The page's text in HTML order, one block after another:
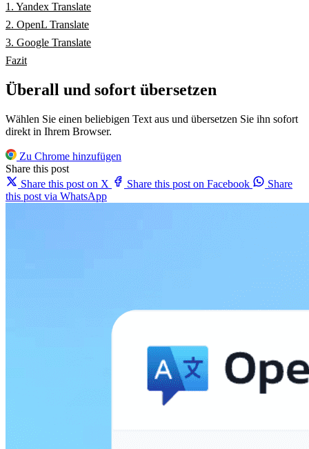
1. Yandex Translate
2. OpenL Translate
3. Google Translate
Fazit
Überall und sofort übersetzen
Wählen Sie einen beliebigen Text aus und übersetzen Sie ihn sofort
direkt in Ihrem Browser.
Zu Chrome hinzufügen
Share this post
Share this post on X
Share this post on Facebook
Share
this post via WhatsApp